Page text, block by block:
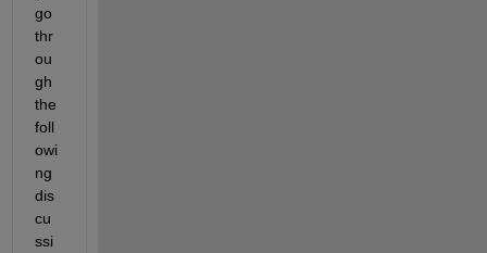
go
thr
ou
gh
the
foll
owi
ng
dis
cu
ssi